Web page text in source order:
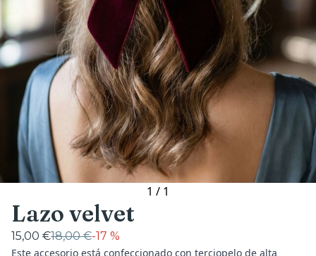
1 / 1
Lazo velvet
15,00 €18,00 €-17 %
Este accesorio está confeccionado con terciopelo de alta